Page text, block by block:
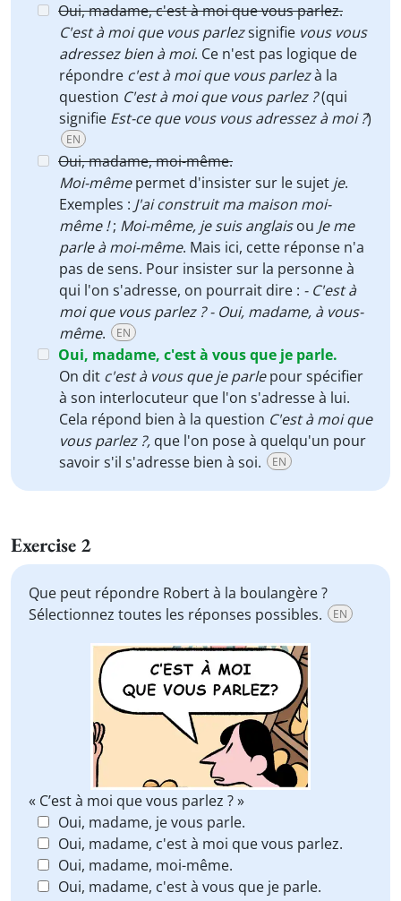
Oui, madame, c'est à moi que vous parlez.
C'est à moi que vous parlezsignifie vous vous
adressez bien à moi. Ce n'est pas logique de
répondre c'est à moi que vous parlezà la
question C'est à moi que vous parlez ?(qui
signifie Est-ce que vous vous adressez à moi ?)
EN
Oui, madame, moi-même.
Moi-mêmepermet d'insister sur le sujet je.
Exemples : J'ai construit ma maison moi-
même !; Moi-même, je suis anglaisou Je me
parle à moi-même. Mais ici, cette réponse n'a
pas de sens. Pour insister sur la personne à
qui l'on s'adresse, on pourrait dire : - C'est à
moi que vous parlez ? - Oui, madame, à vous-
même. EN
Oui, madame, c'est à vous que je parle.
On dit c'est à vous que je parlepour spécifier
à son interlocuteur que l'on s'adresse à lui.
Cela répond bien à la question C'est à moi que
vous parlez ?, que l'on pose à quelqu'un pour
savoir s'il s'adresse bien à soi.
EN
Exercise 2
Que peut répondre Robert à la boulangère ?
Sélectionnez toutes les réponses possibles.
EN
« C’est à moi que vous parlez ? »
Oui, madame, je vous parle.
Oui, madame, c'est à moi que vous parlez.
Oui, madame, moi-même.
Oui, madame, c'est à vous que je parle.